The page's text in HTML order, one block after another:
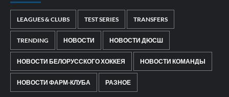
LEAGUES & CLUBS TEST SERIES TRANSFERS
TRENDING НОВОСТИ НОВОСТИ ДЮСШ
НОВОСТИ БЕЛОРУССКОГО ХОККЕЯ НОВОСТИ КОМАНДЫ
НОВОСТИ ФАРМ-КЛУБА РАЗНОЕ